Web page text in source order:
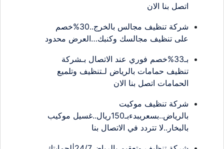
اتصل بنا الان
شركة تنظيف مجالس بالخرج..30%خصم
على تنظيف مجالسك وكنبك…العرض محدود
بـ33%خصم فوري عند الاتصال بـشركة
تنظيف حمامات بالرياض لـتنظيف وتلميع
الحمامات اتصل بنا الان
شركة تنظيف موكيت
بالرياض..بسعريبدءبـ150ريال..غسيل موكيب
بالبخار..لا تتردد في الاتصال بنا